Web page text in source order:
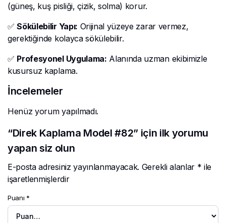
(güneş, kuş pisliği, çizik, solma) korur.
✅Sökülebilir Yapı: Orijinal yüzeye zarar vermez,
gerektiğinde kolayca sökülebilir.
✅ Profesyonel Uygulama: Alanında uzman ekibimizle
kusursuz kaplama.
İncelemeler
Henüz yorum yapılmadı.
“Direk Kaplama Model #82” için ilk yorumu
yapan siz olun
E-posta adresiniz yayınlanmayacak. Gerekli alanlar * ile
işaretlenmişlerdir
Puanı *